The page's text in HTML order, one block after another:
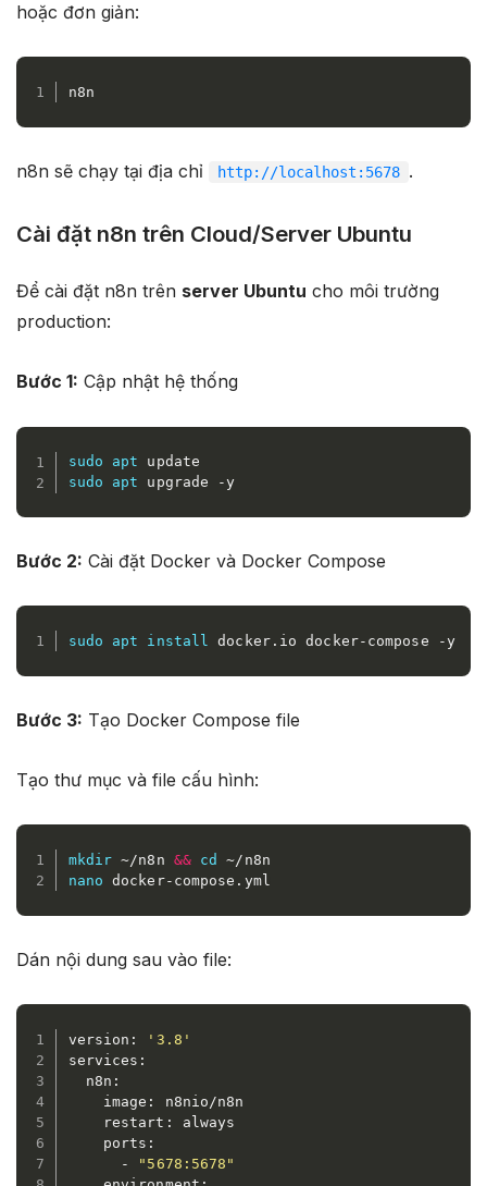
hoặc đơn giản:
n8n
n8n sẽ chạy tại địa chỉ http://localhost:5678 .
Cài đặt n8n trên Cloud/Server Ubuntu
Để cài đặt n8n trên server Ubuntu cho môi trường
production:
Bước 1: Cập nhật hệ thống
sudo apt
sudo
apt upgrade -y
Bước 2: Cài đặt Docker và Docker Compose
sudo apt install docker.io docker-compose -y
Bước 3: Tạo Docker Compose file
Tạo thư mục và file cấu hình:
mkdir ~/n8n && cd
nano docker-compose.yml
Dán nội dung sau vào file:
version:
'3.8'
services:
  n8n:
    image: n8nio/n8n
    restart: always
    ports:
      -
"5678:5678"